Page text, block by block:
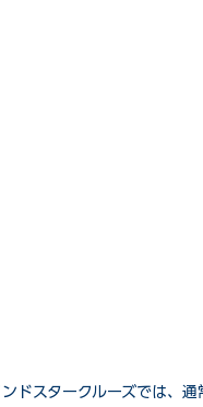
ドスタークルーズでは、通